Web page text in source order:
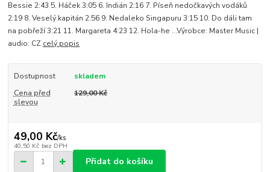
Bessie 2:43 5. Háček 3:05 6. Indián 2:16 7. Píseň nedočkavých vodáků
2:19 8. Veselý kapitán 2:56 9. Nedaleko Singapuru 3:15 10. Do dáli tam
na pobřeží 3:21 11. Margareta 4:23 12. Hola-he ...Výrobce: Master Music |
audio: CZ celý popis
Dostupnost
skladem
Cena před
slevou
129,00 Kč
49,00 Kč/ks
40,50 Kč bez DPH
Přidat do košíku